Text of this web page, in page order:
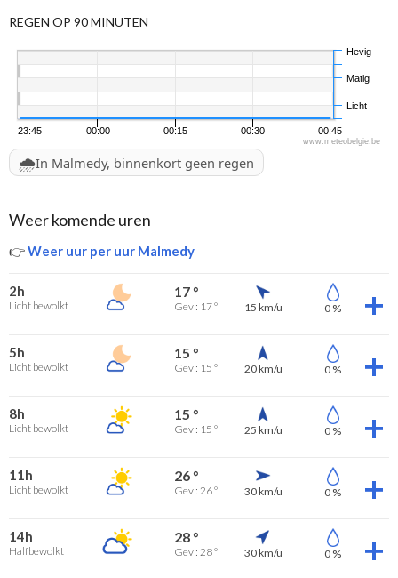
REGEN OP 90 MINUTEN
23:45 00:00 00:15 00:30 00:45
Licht
Matig
Hevig
www.meteobelgie.be
🌧️In Malmedy, binnenkort geen regen
Weer komende uren
👉Weer uur per uur Malmedy
2h
Licht bewolkt
17 °
Gev : 17 ° 15 km/u 0 %
5h
Licht bewolkt
15 °
Gev : 15 ° 20 km/u 0 %
8h
Licht bewolkt
15 °
Gev : 15 ° 25 km/u 0 %
11h
Licht bewolkt
26 °
Gev : 26 ° 30 km/u 0 %
14h
Halfbewolkt
28 °
Gev : 28 ° 30 km/u 0 %